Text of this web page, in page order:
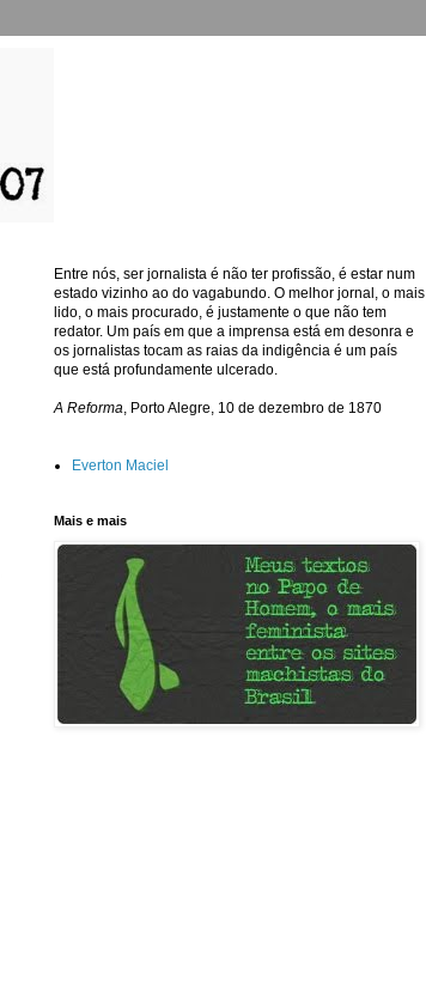
Entre nós, ser jornalista é não ter profissão, é estar num
estado vizinho ao do vagabundo. O melhor jornal, o mais
lido, o mais procurado, é justamente o que não tem
redator. Um país em que a imprensa está em desonra e
os jornalistas tocam as raias da indigência é um país
que está profundamente ulcerado.
A Reforma, Porto Alegre, 10 de dezembro de 1870
Everton Maciel
Mais e mais